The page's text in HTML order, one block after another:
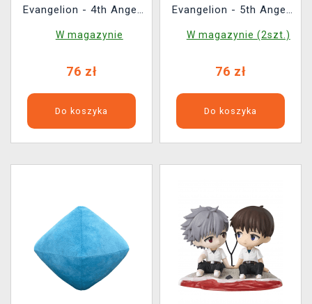
Evangelion - 4th Angel
W magazynie
76 zł
Do koszyka
Evangelion - 5th Angel
W magazynie (2szt.)
76 zł
Do koszyka